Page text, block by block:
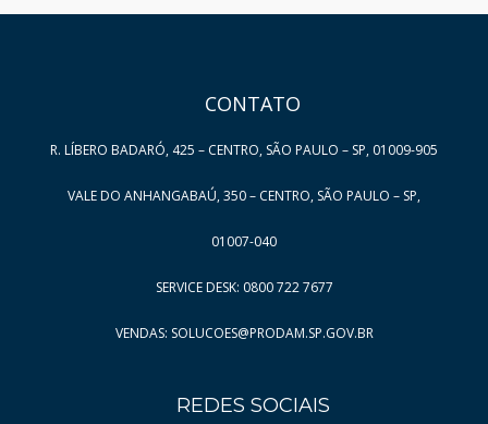
CONTATO
R. LÍBERO BADARÓ, 425 – CENTRO, SÃO PAULO – SP, 01009-905
VALE DO ANHANGABAÚ, 350 – CENTRO, SÃO PAULO – SP,
01007-040
SERVICE DESK: 0800 722 7677
VENDAS: SOLUCOES@PRODAM.SP.GOV.BR
REDES SOCIAIS